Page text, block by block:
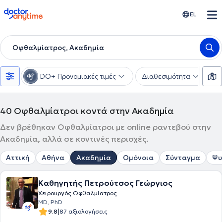
doctoranytime EL
Οφθαλμίατρος, Ακαδημία
DO+ Προνομιακές τιμές Διαθεσιμότητα
40 Οφθαλμίατροι κοντά στην Ακαδημία
Δεν βρέθηκαν Οφθαλμίατροι με online ραντεβού στην
Ακαδημία, αλλά σε κοντινές περιοχές.
Αττική Αθήνα Ακαδημία Ομόνοια Σύνταγμα
Καθηγητής Πετρούτσος Γεώργιος
Χειρουργός Οφθαλμίατρος
MD, PhD
9.8|87 αξιολογήσεις